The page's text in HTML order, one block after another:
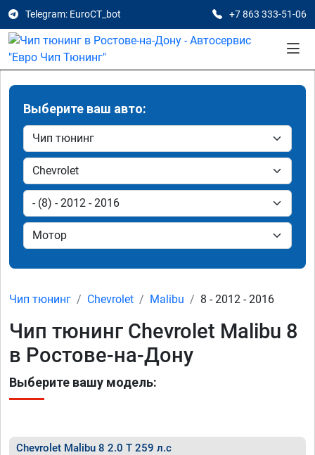
Telegram: EuroCT_bot +7 863 333-51-06
Выберите ваш авто:
Чип тюнинг Chevrolet Malibu 8 - 2012 - 2016
Чип тюнинг Chevrolet Malibu 8
в Ростове-на-Дону
Выберите вашу модель:
Chevrolet Malibu 8 2.0 T 259 л.с